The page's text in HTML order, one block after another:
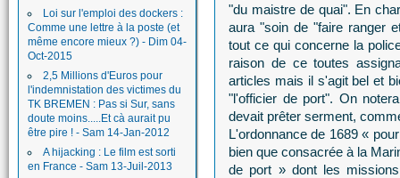
Loi sur l'emploi des dockers :
Comme une lettre à la poste (et
même encore mieux ?) - Dim 04-
Oct-2015
2,5 Millions d'Euros pour
l'indemnistation des victimes du
TK BREMEN : Pas si Sur, sans
doute moins.....Et cà aurait pu
être pire ! - Sam 14-Jan-2012
A hijacking : Le film est sorti
en France - Sam 13-Juil-2013
"du maistre de quai". En
aura "soin de "faire ranger
tout ce qui concerne la
raison de ce toutes
articles mais il s'agit bel et
"l'officier de port". On
devait prêter serment,
L'ordonnance de 1689 «
bien que consacrée à la
de port » dont les